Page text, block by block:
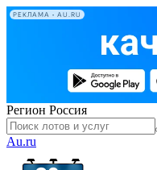
РЕКЛАМА • AU.RU
Регион Россия
Au.ru